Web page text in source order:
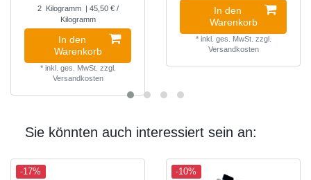
2 Kilogramm
| 45,50 € /
Kilogramm
In den
Warenkorb
* inkl. ges. MwSt. zzgl.
Versandkosten
In den
Warenkorb
* inkl. ges. MwSt. zzgl.
Versandkosten
Sie könnten auch interessiert sein an:
-17% -10%